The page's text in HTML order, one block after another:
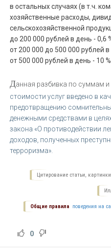
в остальных случаях (в т.ч.
хозяйственные расходы,
сельскохозяйственной
до 200 000 рублей в день - 0,6
от 200 000 до 500 000 рублей
от 500 000 рублей в день - 10
Данная разбивка по суммам и
стоимости услуг введено в
предотвращению
денежными средствами в
закона «О противодействии
доходов, полученных
терроризма».
Цитирование статьи,
Общие правила поведения на
0